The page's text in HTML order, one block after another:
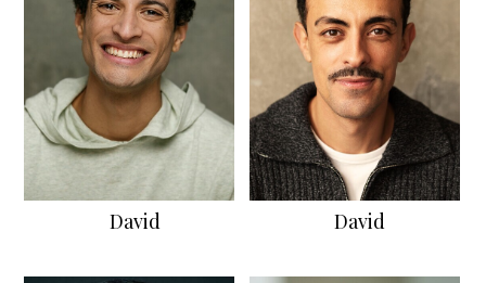
David David